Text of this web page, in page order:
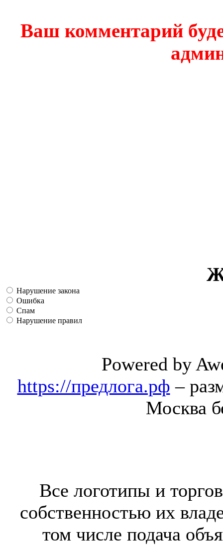
Ваш комментарий
Нарушение закона
Ошибка
Спам
Нарушение правил
Powered by
https://предлога.рф –
Москва
Все логотипы и
собственностью их
том числе подача